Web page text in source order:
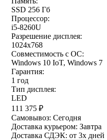
SSD 256 Гб
Процессор:
i5-8260U
Разрешение дисплея:
1024x768
Совместимость с ОС:
Windows 10 IoT, Windows 7
Гарантия:
1 год
Тип дисплея:
LED
111 375 ₽
Самовывоз: Сегодня
Доставка курьером: Завтра
Доставка СДЭК: от 3х дней